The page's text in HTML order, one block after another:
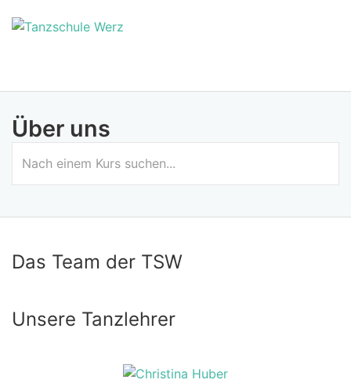
Über uns
Das Team der TSW
Unsere Tanzlehrer